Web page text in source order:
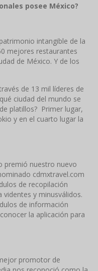
posee México?
intangible de la
mejores restaurantes
de México. Y de los
de 13 mil líderes de
ciudad del mundo se
platillos? Primer lugar,
y en el cuarto lugar la
premió nuestro nuevo
cdmxtravel.com
de recopilación
videntes y minusválidos.
de información
la aplicación para
promotor de